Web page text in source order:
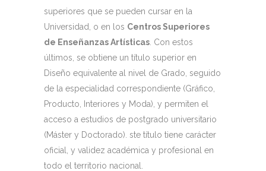
superiores que se pueden cursar en la
Universidad, o en los Centros Superiores
de Enseñanzas Artísticas . Con estos
últimos, se obtiene un título superior en
Diseño equivalente al nivel de Grado, seguido
de la especialidad correspondiente (Gráfico,
Producto, Interiores y Moda), y permiten el
acceso a estudios de postgrado universitario
(Máster y Doctorado). ste título tiene carácter
oficial, y validez académica y profesional en
todo el territorio nacional.